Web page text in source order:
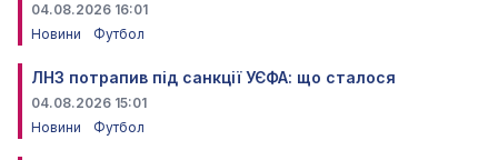
04.08.2026 16:01
Новини
Футбол
ЛНЗ потрапив під санкції УЄФА: що сталося
04.08.2026 15:01
Новини
Футбол